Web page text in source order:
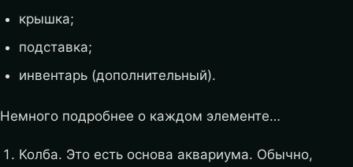
крышка;
подставка;
инвентарь (дополнительный).
Немного подробнее о каждом элементе…
Колба. Это есть основа аквариума. Обычно,